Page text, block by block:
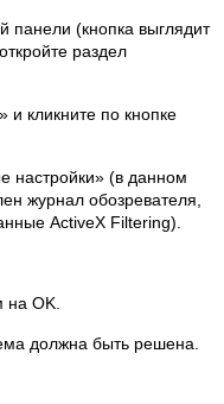
панели (кнопка выглядит
раздел
и кликните по кнопке
настройки» (в данном
журнал обозревателя,
ActiveX Filtering).
OK.
должна быть решена.